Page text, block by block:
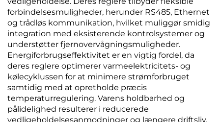
forbindelsesmuligheder, herunder RS485, Ethernet
og trådløs kommunikation, hvilket muliggør smidig
integration med eksisterende kontrolsystemer og
understøtter fjernovervågningsmuligheder.
Energiforbrugseffektivitet er en vigtig fordel, da
deres reglere optimerer varmeelektricitets- og
kølecyklussen for at minimere strømforbruget
samtidig med at opretholde præcis
temperaturregulering. Varens holdbarhed og
pålidelighed resulterer i reducerede
vedligeholdelsesanmodninger og længere driftsliv,